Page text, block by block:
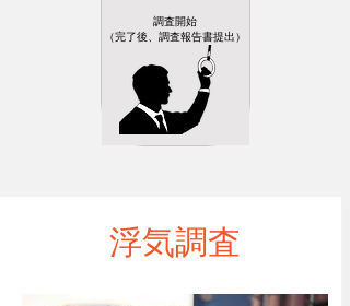
​調査開始
​（完了後、調査報告書提出）
​浮気調査